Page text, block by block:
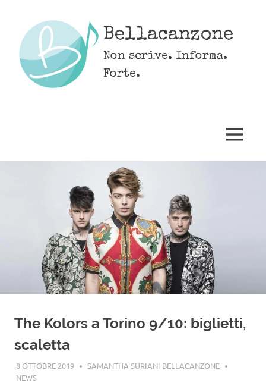
content
Bellacanzone
Non scrive. Informa.
Forte.
MENU
The Kolors a Torino 9/10: biglietti,
scaletta
8 OTTOBRE 2019
SAMANTHA SURIANI BELLACANZONE
NEWS